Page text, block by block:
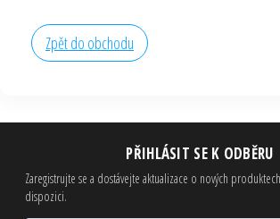
Zpět do obchodu
PŘIHLÁSIT SE K ODBĚRU
Zaregistrujte se a dostávejte aktualizace o nových
dispozici.